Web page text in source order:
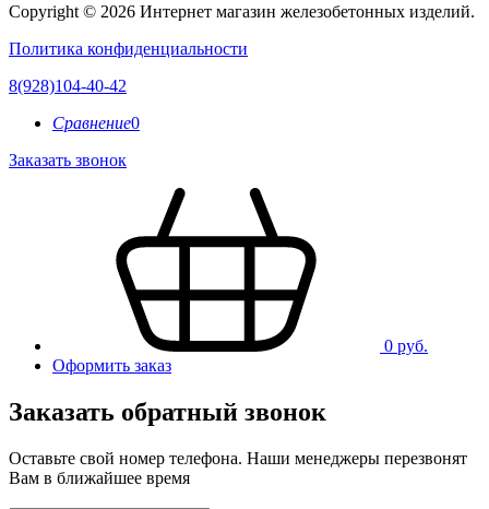
Copyright © 2026 Интернет магазин железобетонных изделий.
Политика конфиденциальности
8(928)104-40-42
Сравнение0
Заказать звонок
0 руб.
Оформить заказ
Заказать обратный звонок
Оставьте свой номер телефона. Наши менеджеры перезвонят
Вам в ближайшее время